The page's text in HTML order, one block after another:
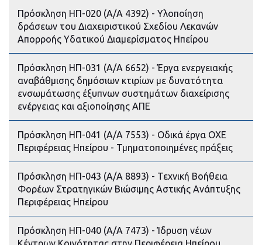
Πρόσκληση ΗΠ-020 (Α/Α 4392) - Υλοποίηση
δράσεων του Διαχειριστικού Σχεδίου Λεκανών
Απορροής Υδατικού Διαμερίσματος Ηπείρου
Πρόσκληση ΗΠ-031 (Α/Α 6652) - Έργα ενεργειακής
αναβάθμισης δημόσιων κτιρίων με δυνατότητα
ενσωμάτωσης έξυπνων συστημάτων διαχείρισης
ενέργειας και αξιοποίησης ΑΠΕ
Πρόσκληση ΗΠ-041 (Α/Α 7553) - Οδικά έργα ΟΧΕ
Περιφέρειας Ηπείρου - Τμηματοποιημένες πράξεις
Πρόσκληση ΗΠ-043 (Α/Α 8893) - Τεχνική Βοήθεια
Φορέων Στρατηγικών Βιώσιμης Αστικής Ανάπτυξης
Περιφέρειας Ηπείρου
Πρόσκληση ΗΠ-040 (Α/Α 7473) - Ίδρυση νέων